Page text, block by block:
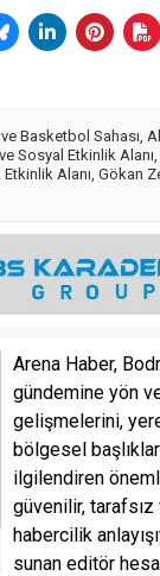
Basketbol Sahası
Sosyal Etkinlik Alanı
Alanı Gökan
Arena Haber,
gündemine yön
gelişmelerini,
bölgesel
ilgilendiren
güvenilir,
habercilik
sunan editör